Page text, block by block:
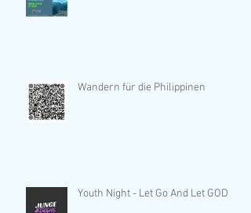
Wandern für die Philippinen
Youth Night - Let Go And Let GOD